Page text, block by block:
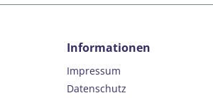
Informationen
Impressum
Datenschutz